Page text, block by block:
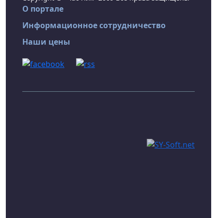
О портале
Информационное сотрудничество
Наши цены